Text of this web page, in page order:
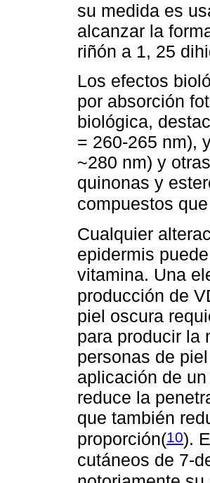
su medida es
alcanzar la
riñón a 1, 25
Los efectos
por absorción
biológica,
= 260-265 nm),
~280 nm) y
quinonas y
compuestos
Cualquier
epidermis
vitamina. Una
producción de
piel oscura
para producir la
personas de
aplicación de
reduce la
que también
proporción(10).
cutáneos de 7-